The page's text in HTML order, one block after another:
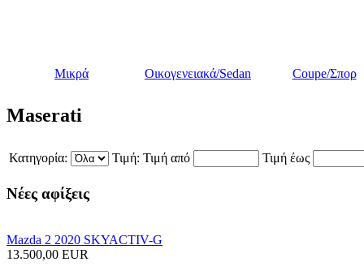
Μικρά Οικογενειακά/Sedan Coupe/Σπορ
Maserati
Κατηγορία: Τιμή: Τιμή από Τιμή έως
Νέες αφίξεις
Mazda 2 2020 SKYACTIV-G
13.500,00 EUR